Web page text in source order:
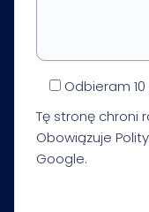
Odbieram
Tę stronę chroni
Obowiązuje
Google.